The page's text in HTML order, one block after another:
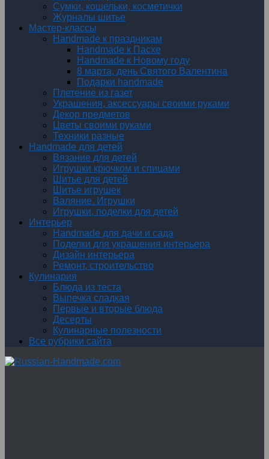
Сумки, кошельки, косметички
Журналы шитье
Мастер-классы
Handmade к праздникам
Handmade к Пасхе
Handmade к Новому году
8 марта, день Святого Валентина
Подарки handmade
Плетение из газет
Украшения, аксессуары своими руками
Декор предметов
Цветы своими руками
Техники разные
Handmade для детей
Вязание для детей
Игрушки крючком и спицами
Шитье для детей
Шитье игрушек
Валяние. Игрушки
Игрушки, поделки для детей
Интерьер
Handmade для дачи и сада
Поделки для украшения интерьера
Дизайн интерьера
Ремонт, строительство
Кулинария
Блюда из теста
Выпечка сладкая
Первые и вторые блюда
Десерты
Кулинарные полезности
Все рубрики сайта